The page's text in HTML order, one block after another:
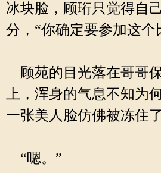
冰块脸，顾珩只觉得自
分，“你确定要参加这个
顾苑的目光落在哥哥
上，浑身的气息不知为
一张美人脸仿佛被冻住了
“嗯。”